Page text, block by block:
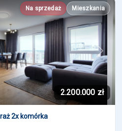
Na sprzedaż Mieszkania
Next
2.200.000 zł
2x komórka